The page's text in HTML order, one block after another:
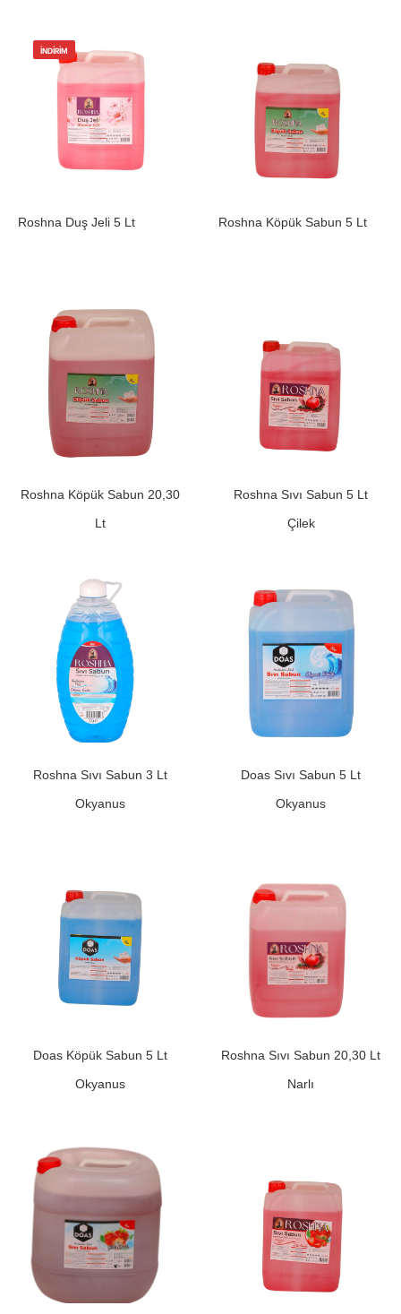
İNDIRIM
Roshna Duş Jeli 5 Lt Roshna Köpük Sabun 5 Lt
Roshna Köpük Sabun 20,30
Lt
Roshna Sıvı Sabun 5 Lt
Çilek
Roshna Sıvı Sabun 3 Lt
Okyanus
Doas Sıvı Sabun 5 Lt
Okyanus
Doas Köpük Sabun 5 Lt
Okyanus
Roshna Sıvı Sabun 20,30 Lt
Narlı